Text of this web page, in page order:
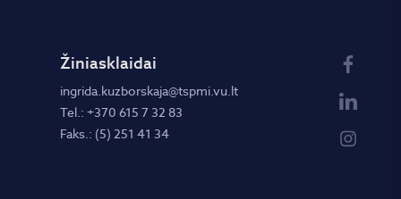
Žiniasklaidai
ingrida.kuzborskaja@tspmi.vu.lt
Tel.: +370 615 7 32 83
Faks.: (5) 251 41 34